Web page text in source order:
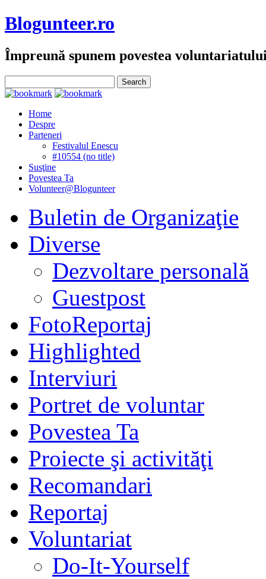
Blogunteer.ro
Împreună spunem povestea
Home
Despre
Parteneri
Festivalul Enescu
#10554 (no title)
Susţine
Povestea Ta
Volunteer@Blogunteer
Buletin de Organizaţie
Diverse
Dezvoltare personală
Guestpost
FotoReportaj
Highlighted
Interviuri
Portret de voluntar
Povestea Ta
Proiecte şi activităţi
Recomandari
Reportaj
Voluntariat
Do-It-Yourself